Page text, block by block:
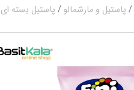
پاستیل و مارشمالو پاستیل بسته ای